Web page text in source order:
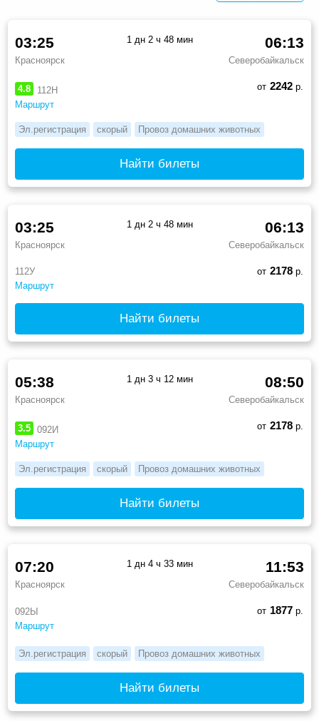
4.8
112Н
Маршрут
03:25
Красноярск
06:13
Северобайкальск
1 дн 2 ч 48 мин
от 2242р.
Эл.регистрация скорый Провоз домашних животных
Найти билеты
112У
Маршрут
03:25
Красноярск
06:13
Северобайкальск
1 дн 2 ч 48 мин
от 2178р.
Найти билеты
3.5
092И
Маршрут
05:38
Красноярск
08:50
Северобайкальск
1 дн 3 ч 12 мин
от 2178р.
Эл.регистрация скорый Провоз домашних животных
Найти билеты
092Ы
Маршрут
07:20
Красноярск
11:53
Северобайкальск
1 дн 4 ч 33 мин
от 1877р.
Эл.регистрация скорый Провоз домашних животных
Найти билеты